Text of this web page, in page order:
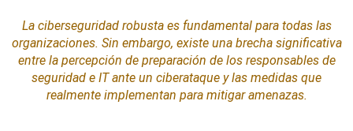
La ciberseguridadrobusta es fundamental para todas las
organizaciones. Sin embargo, existe una brecha significativa
entre la percepción de preparación de los responsables de
seguridad e IT ante un ciberataque y las medidas que
realmente implementan para mitigar amenazas.